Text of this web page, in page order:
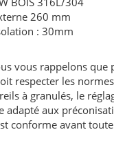
260 mm
: 30mm
vous rappelons
respecter les
à granulés, le
adapté aux
conforme avant